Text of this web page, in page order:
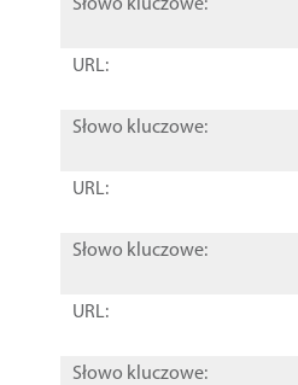
Słowo kluczowe:
URL:
Słowo kluczowe:
URL:
Słowo kluczowe:
URL:
Słowo kluczowe: